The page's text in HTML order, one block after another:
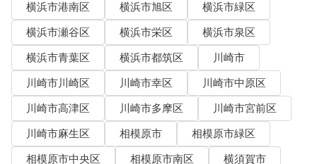
横浜市港南区
横浜市旭区
横浜市緑区
横浜市瀬谷区
横浜市栄区
横浜市泉区
横浜市青葉区
横浜市都筑区
川崎市
川崎市川崎区
川崎市幸区
川崎市中原区
川崎市高津区
川崎市多摩区
川崎市宮前区
川崎市麻生区
相模原市
相模原市緑区
相模原市中央区
相模原市南区
横須賀市